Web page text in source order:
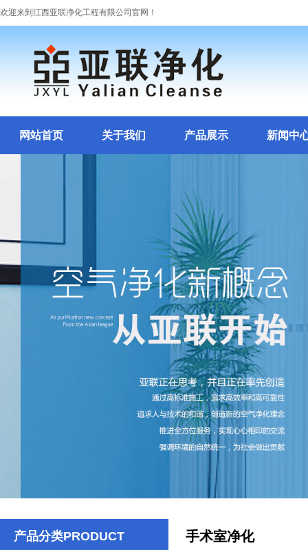
欢迎来到江西亚联净化工程有限公司官网！
网站首页 关于我们 产品展示 新闻中
手术室净化
产品分类PRODUCT